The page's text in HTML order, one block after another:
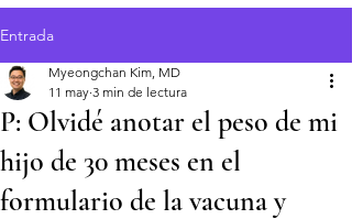
Entrada
P: Olvidé anotar el peso de mi
hijo de 30 meses en el
formulario de la vacuna y
Myeongchan Kim, MD
11 may 3 min de lectura